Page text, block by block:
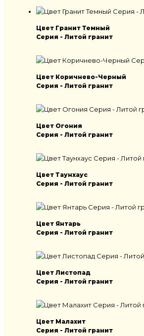
Цвет Гранит Темный
Серия - Литой гранит
Цвет Коричнево-Черный
Серия - Литой гранит
Цвет Огония
Серия - Литой гранит
Цвет Таунхаус
Серия - Литой гранит
Цвет Янтарь
Серия - Литой гранит
Цвет Листопад
Серия - Литой гранит
Цвет Малахит
Серия - Литой гранит